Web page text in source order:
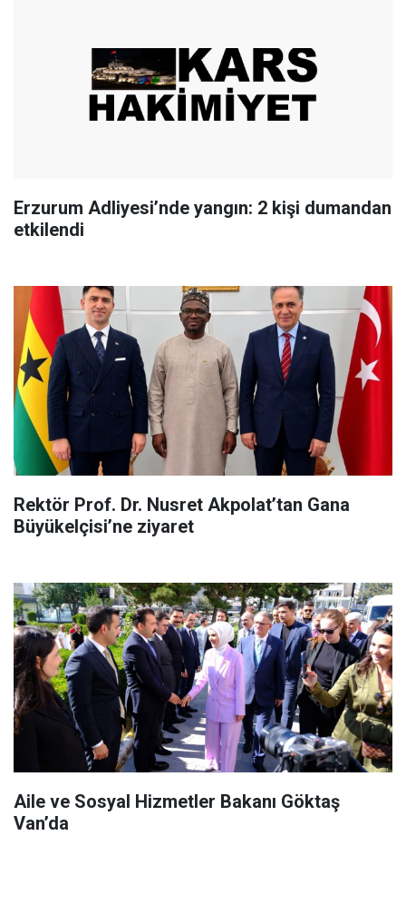
Erzurum Adliyesi’nde yangın: 2 kişi dumandan
etkilendi
Rektör Prof. Dr. Nusret Akpolat’tan Gana
Büyükelçisi’ne ziyaret
Aile ve Sosyal Hizmetler Bakanı Göktaş
Van’da